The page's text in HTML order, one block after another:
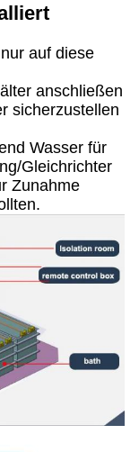
auf diese
anschließen
sicherzustellen
Wasser für
Gleichrichter
Zunahme